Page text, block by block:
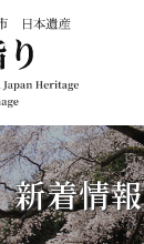
新着情報